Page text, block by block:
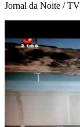
Jornal da Noite /